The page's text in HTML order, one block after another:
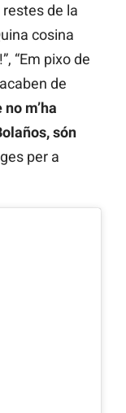
de la
cosina
“Em pixo de
de
m’ha
són
per a